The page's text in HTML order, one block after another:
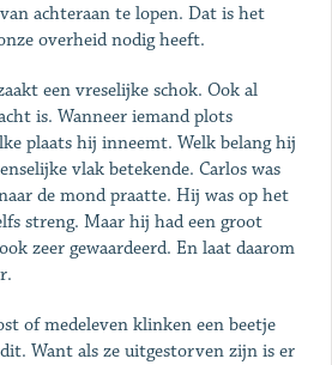
achteraan te lopen. Dat is het
overheid nodig heeft.
een vreselijke schok. Ook al
is. Wanneer iemand plots
plaats hij inneemt. Welk belang hij
vlak betekende. Carlos was
de mond praatte. Hij was op het
streng. Maar hij had een groot
zeer gewaardeerd. En laat daarom
of medeleven klinken een beetje
Want als ze uitgestorven zijn is er